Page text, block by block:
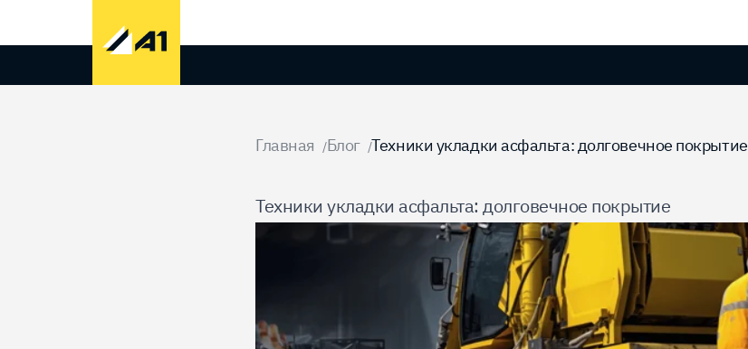
Главная /Блог /Техники укладки асфальта: долговечное покрытие
Техники укладки асфальта: долговечное покрытие